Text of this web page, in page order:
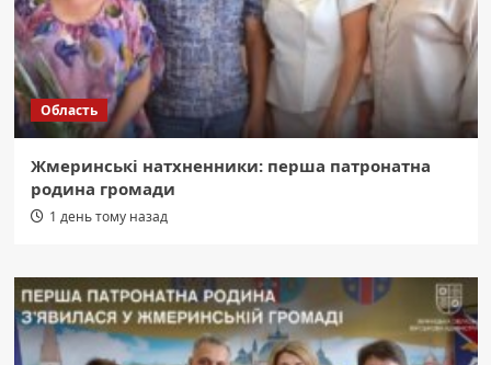
Область
Жмеринські натхненники: перша патронатна
родина громади
1 день тому назад